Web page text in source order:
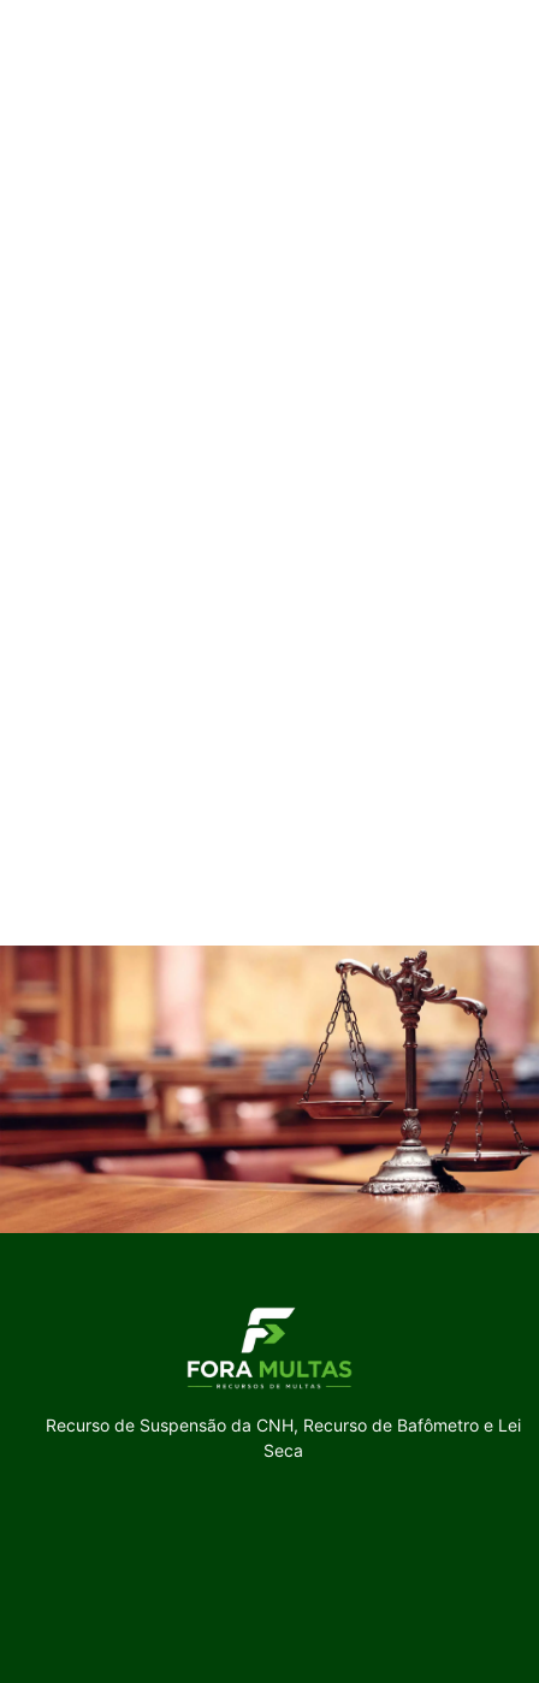
Recurso de Suspensão da CNH, Recurso de Bafômetro e Lei
Seca